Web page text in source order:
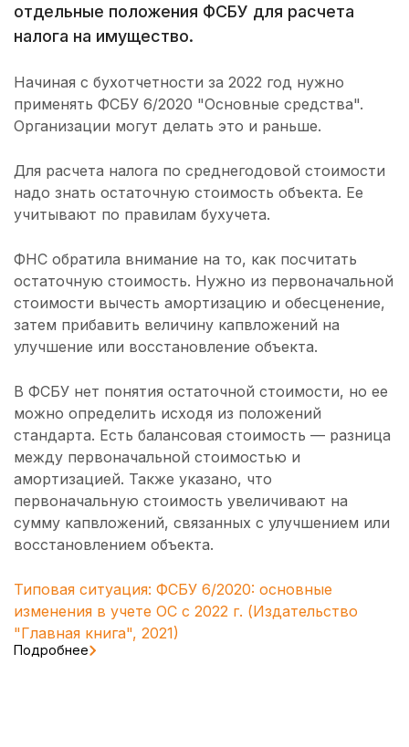
отдельные положения ФСБУ для расчета
налога на имущество.
Начиная с бухотчетности за 2022 год нужно
применять ФСБУ 6/2020 "Основные средства".
Организации могут делать это и раньше.
Для расчета налога по среднегодовой стоимости
надо знать остаточную стоимость объекта. Ее
учитывают по правилам бухучета.
ФНС обратила внимание на то, как посчитать
остаточную стоимость. Нужно из первоначальной
стоимости вычесть амортизацию и обесценение,
затем прибавить величину капвложений на
улучшение или восстановление объекта.
В ФСБУ нет понятия остаточной стоимости, но ее
можно определить исходя из положений
стандарта. Есть балансовая стоимость — разница
между первоначальной стоимостью и
амортизацией. Также указано, что
первоначальную стоимость увеличивают на
сумму капвложений, связанных с улучшением или
восстановлением объекта.
Типовая ситуация: ФСБУ 6/2020: основные
изменения в учете ОС с 2022 г. (Издательство
"Главная книга", 2021)
Подробнее